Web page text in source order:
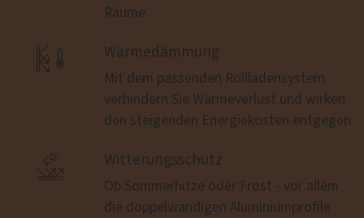
Räume.
 Wärmedämmung
Mit dem passenden Rollladensystem
verhindern Sie Wärmeverlust und wirken
den steigenden Energiekosten entgegen.
 Witterungsschutz
Ob Sommerhitze oder Frost - vor allem
die doppelwandigen Aluminiumprofile